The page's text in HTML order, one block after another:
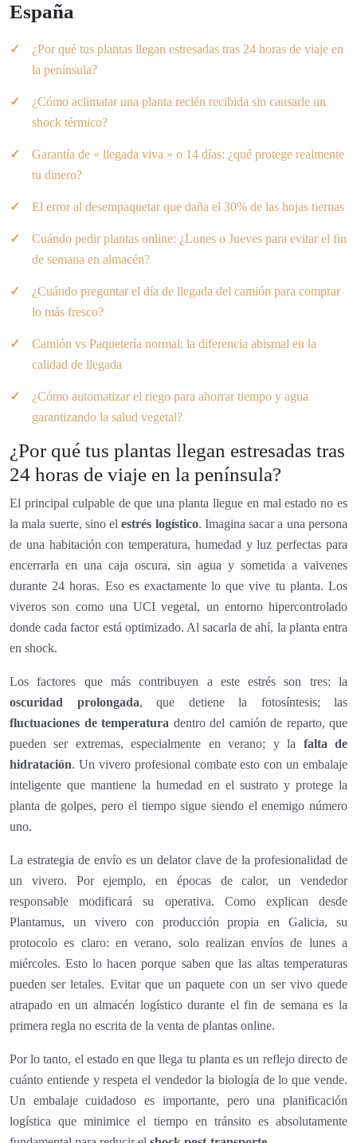
España
¿Por qué tus plantas llegan estresadas tras 24 horas de viaje en
la península?
¿Cómo aclimatar una planta recién recibida sin causarle un
shock térmico?
Garantía de « llegada viva » o 14 días: ¿qué protege realmente
tu dinero?
El error al desempaquetar que daña el 30% de las hojas tiernas
Cuándo pedir plantas online: ¿Lunes o Jueves para evitar el fin
de semana en almacén?
¿Cuándo preguntar el día de llegada del camión para comprar
lo más fresco?
Camión vs Paquetería normal: la diferencia abismal en la
calidad de llegada
¿Cómo automatizar el riego para ahorrar tiempo y agua
garantizando la salud vegetal?
¿Por qué tus plantas llegan estresadas tras
24 horas de viaje en la península?
El principal culpable de que una planta llegue en mal estado no es
la mala suerte, sino elestrés logístico. Imagina sacar a una persona
de una habitación con temperatura, humedad y luz perfectas para
encerrarla en una caja oscura, sin agua y sometida a vaivenes
durante 24 horas. Eso es exactamente lo que vive tu planta. Los
viveros son como una UCI vegetal, un entorno hipercontrolado
donde cada factor está optimizado. Al sacarla de ahí, la planta entra
en shock.
Los factores que más contribuyen a este estrés son tres: la
oscuridad prolongada, que detiene la fotosíntesis; las
fluctuaciones de temperatura dentro del camión de reparto, que
pueden ser extremas, especialmente en verano; y la falta de
hidratación. Un vivero profesional combate esto con un embalaje
inteligente que mantiene la humedad en el sustrato y protege la
planta de golpes, pero el tiempo sigue siendo el enemigo número
uno.
La estrategia de envío es un delator clave de la profesionalidad de
un vivero. Por ejemplo, en épocas de calor, un vendedor
responsable modificará su operativa. Como explican desde
Plantamus, un vivero con producción propia en Galicia, su
protocolo es claro: en verano, solo realizan envíos de lunes a
miércoles. Esto lo hacen porque saben que las altas temperaturas
pueden ser letales. Evitar que un paquete con un ser vivo quede
atrapado en un almacén logístico durante el fin de semana es la
primera regla no escrita de la venta de plantas online.
Por lo tanto, el estado en que llega tu planta es un reflejo directo de
cuánto entiende y respeta el vendedor la biología de lo que vende.
Un embalaje cuidadoso es importante, pero una planificación
logística que minimice el tiempo en tránsito es absolutamente